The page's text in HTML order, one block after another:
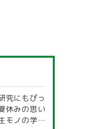
究にもぴっ
休みの思い
モノの学び